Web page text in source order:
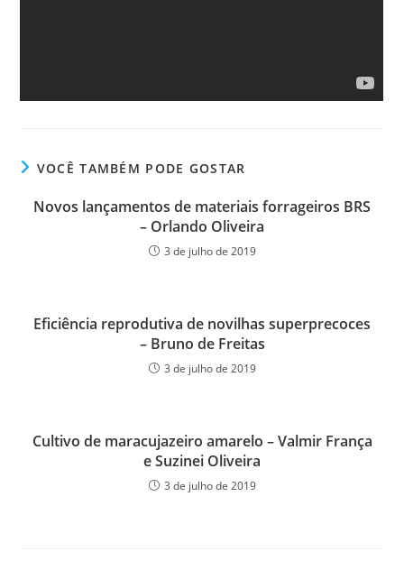
VOCÊ TAMBÉM PODE GOSTAR
Novos lançamentos de materiais forrageiros BRS
– Orlando Oliveira
3 de julho de 2019
Eficiência reprodutiva de novilhas superprecoces
– Bruno de Freitas
3 de julho de 2019
Cultivo de maracujazeiro amarelo – Valmir França
e Suzinei Oliveira
3 de julho de 2019